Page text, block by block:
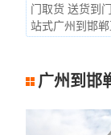
门取货 送货到
站式广州到邯
广州到邯